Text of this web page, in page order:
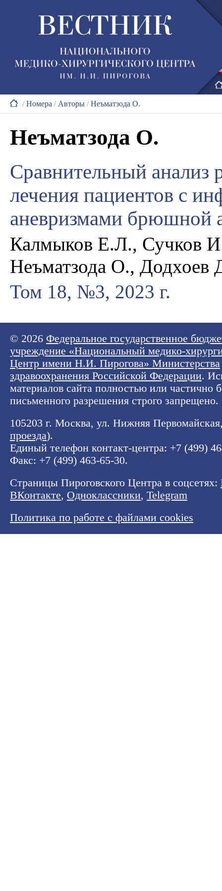
/Номера / Авторы /Неъматзода О.
Неъматзода О.
Сравнительный анализ
лечения пациентов с
аневризмами брюшной
Калмыков Е.Л., Сучков
Неъматзода О., Додхоев
Том 18, №3, 2023 г.
© 2026 Федеральное государственное
учреждение «Национальный медико-
Центр имени Н.И. Пирогова» Министерства
здравоохранения Российской Федерации.
материалов сайта полностью или частично
письменного разрешения строго запрещено.
105203 г. Москва, ул. Нижняя
проезда).
Единый телефон контакт-центра: +7 (499)
Факс: +7 (499) 463-65-30.
Страницы Пироговского Центра в соцсетях:
ВКонтакте, Одноклассники, Telegram
Политика по работе с файлами cookies